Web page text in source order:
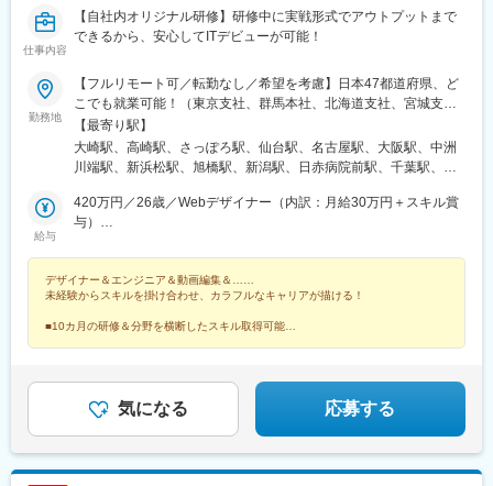
仕事内容
【自社内オリジナル研修】研修中に実戦形式でアウトプットまで
できるから、安心してITデビューが可能！
勤務地
【フルリモート可／転勤なし／希望を考慮】日本47都道府県、ど
こでも就業可能！（東京支社、群馬本社、北海道支社、宮城支
社、茨城支社、愛知支社、大阪支社、福岡支社、新潟支社、広島
支社、静岡支店、沖縄支店、千葉支店、神奈川支店、熊本支店、
石川支店または各拠点近郊のプロジェクト先）★リモートワーク
ーン歓迎★転居を伴う転勤なし★受動喫煙対策：屋内全面禁煙ま
たは分煙（プロジェクトによる）★駐車場あり・マイカー通勤
【最寄り駅】
大崎駅、高崎駅、さっぽろ駅、仙台駅、名古屋駅、大阪駅、中洲
川端駅、新浜松駅、旭橋駅、新潟駅、日赤病院前駅、千葉駅、新
駅、松山市駅、高松駅(香川県)、近鉄四日市駅、札幌駅、バスセン
ター前駅、大通駅、北１２条駅、あおば通駅、宮城野通駅、東仙
和泉駅、西小泉駅、城東駅、新伊勢崎駅、小山駅、刈谷駅、藤川
駅、二川駅、吉良吉田駅、多屋駅、神領駅、楽田駅、国際センタ
ー駅、市役所前駅(広島県)、西新駅、博多駅、天神駅、櫛田神社前
駅、神奈川駅、井土ケ谷駅、みなとみらい駅、太田駅(群馬県)、安
駅、平田町駅、今池駅(愛知県)、天神川駅、立町駅、天神南駅、五
郎丸駅、熊西駅、堺筋本町駅、中崎町駅、天満橋駅、心斎橋駅、
北新地駅、相川駅、新大阪駅、上新庄駅、萩原天神駅、播磨高岡
給与
420万円／26歳／Webデザイナー（内訳：月給30万円＋スキル賞
与）
デザイナー＆エンジニア＆動画編集＆……
未経験からスキルを掛け合わせ、カラフルなキャリアが描ける！
■10カ月の研修＆分野を横断したスキル取得可能
気になる 応募する